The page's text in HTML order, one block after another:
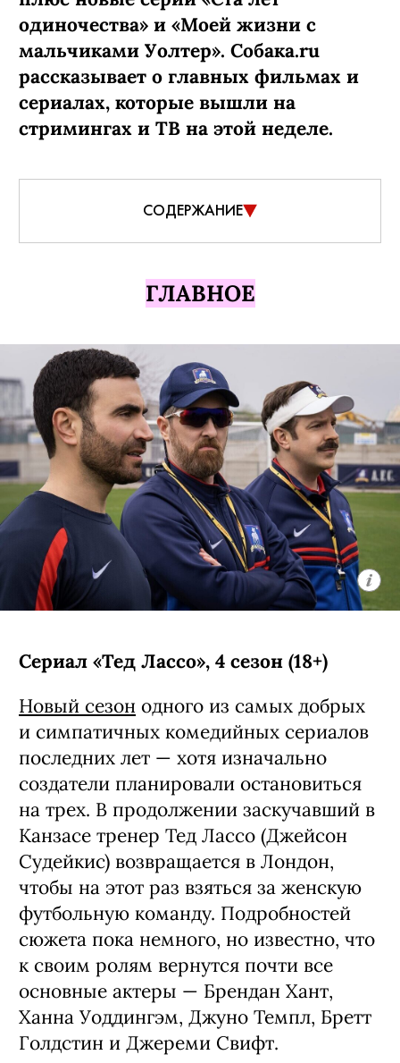
одиночества» и «Моей жизни с
мальчиками Уолтер». Собака.ru
рассказывает о главных фильмах и
сериалах, которые вышли на
стримингах и ТВ на этой неделе.
СОДЕРЖАНИЕ
ГЛАВНОЕ
Сериал «Тед Лассо», 4 сезон (18+)
Новый сезон одного из самых добрых
и симпатичных комедийных сериалов
последних лет — хотя изначально
создатели планировали остановиться
на трех. В продолжении заскучавший в
Канзасе тренер Тед Лассо (Джейсон
Судейкис) возвращается в Лондон,
чтобы на этот раз взяться за женскую
футбольную команду. Подробностей
сюжета пока немного, но известно, что
к своим ролям вернутся почти все
основные актеры — Брендан Хант,
Ханна Уоддингэм, Джуно Темпл, Бретт
Голдстин и Джереми Свифт.